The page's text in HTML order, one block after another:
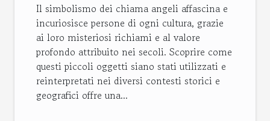
Il simbolismo dei chiama angeli affascina e
incuriosisce persone di ogni cultura, grazie
ai loro misteriosi richiami e al valore
profondo attribuito nei secoli. Scoprire come
questi piccoli oggetti siano stati utilizzati e
reinterpretati nei diversi contesti storici e
geografici offre una...